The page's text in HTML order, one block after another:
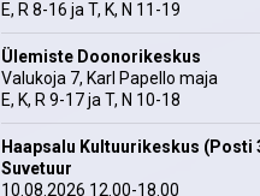
E, R 8-16 ja T, K, N 11-19
Ülemiste Doonorikeskus
Valukoja 7, Karl Papello maja
E, K, R 9-17 ja T, N 10-18
Haapsalu Kultuurikeskus (Posti
Suvetuur
10.08.2026 12.00-18.00